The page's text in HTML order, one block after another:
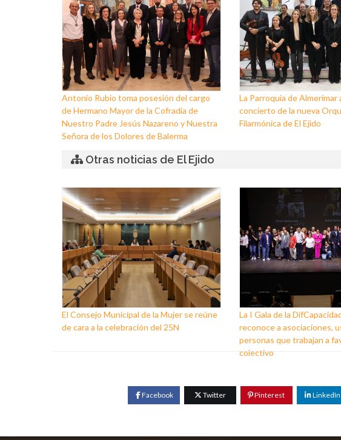
Antonio Rubio toma posesión del cargo
de Hermano Mayor de la Cofradía de
Nuestro Padre Jesús Nazareno y Nuestra
Señora de los Dolores de Balerma
La Parroquia de Almerimar
concierto de la nueva
Filarmónica de El Ejido
Otras noticias de El Ejido
El Consejo Municipal de la Mujer se reúne
de cara a la celebración del 25N
La I Gala de la
reconoce a asociaciones,
personas que trabajan a
colectivo
Facebook Twitter Pinterest LinkedIn